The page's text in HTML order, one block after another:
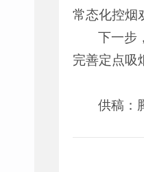
常态化控烟
下一步
完善定点吸
供稿：